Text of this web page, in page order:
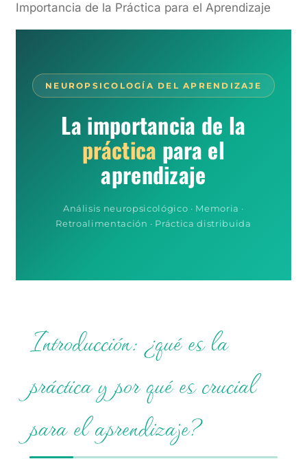
Importancia de la Práctica para el Aprendizaje
NEUROPSICOLOGÍA DEL APRENDIZAJE
La importancia de la
práctica para el
aprendizaje
Análisis neuropsicológico · Memoria ·
Retroalimentación · Práctica distribuida
Introducción: ¿qué es la
práctica y por qué es crucial
para el aprendizaje?